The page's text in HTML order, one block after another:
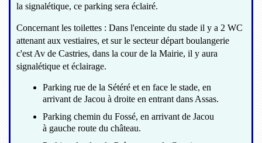
la signalétique, ce parking sera éclairé.
Concernant les toilettes : Dans l'enceinte du stade il y a 2 WC
attenant aux vestiaires, et sur le secteur départ boulangerie
c'est Av de Castries, dans la cour de la Mairie, il y aura
signalétique et éclairage.
Parking rue de la Sétéré et en face le stade, en
arrivant de Jacou à droite en entrant dans Assas.
Parking chemin du Fossé, en arrivant de Jacou
à gauche route du château.